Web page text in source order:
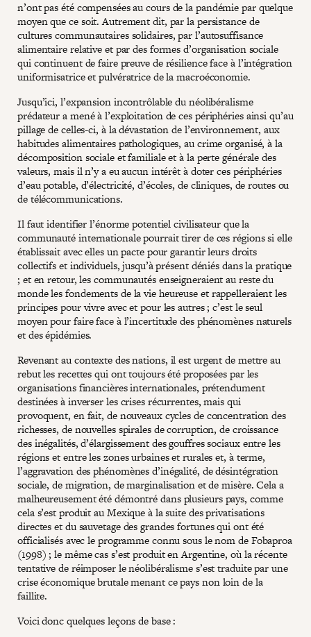
n’ont pas été compensées au cours de la pandémie par quelque
moyen que ce soit. Autrement dit, par la persistance de
cultures communautaires solidaires, par l’autosuffisance
alimentaire relative et par des formes d’organisation sociale
qui continuent de faire preuve de résilience face à l’intégration
uniformisatrice et pulvératrice de la macroéconomie.
Jusqu’ici, l’expansion incontrôlable du néolibéralisme
prédateur a mené à l’exploitation de ces périphéries ainsi qu’au
pillage de celles-ci, à la dévastation de l’environnement, aux
habitudes alimentaires pathologiques, au crime organisé, à la
décomposition sociale et familiale et à la perte générale des
valeurs, mais il n’y a eu aucun intérêt à doter ces périphéries
d’eau potable, d’électricité, d’écoles, de cliniques, de routes ou
de télécommunications.
Il faut identifier l’énorme potentiel civilisateur que la
communauté internationale pourrait tirer de ces régions si elle
établissait avec elles un pacte pour garantir leurs droits
collectifs et individuels, jusqu’à présent déniés dans la pratique
; et en retour, les communautés enseigneraient au reste du
monde les fondements de la vie heureuse et rappelleraient les
principes pour vivre avec et pour les autres ; c’est le seul
moyen pour faire face à l’incertitude des phénomènes naturels
et des épidémies.
Revenant au contexte des nations, il est urgent de mettre au
rebut les recettes qui ont toujours été proposées par les
organisations financières internationales, prétendument
destinées à inverser les crises récurrentes, mais qui
provoquent, en fait, de nouveaux cycles de concentration des
richesses, de nouvelles spirales de corruption, de croissance
des inégalités, d’élargissement des gouffres sociaux entre les
régions et entre les zones urbaines et rurales et, à terme,
l’aggravation des phénomènes d’inégalité, de désintégration
sociale, de migration, de marginalisation et de misère. Cela a
malheureusement été démontré dans plusieurs pays, comme
cela s’est produit au Mexique à la suite des privatisations
directes et du sauvetage des grandes fortunes qui ont été
officialisés avec le programme connu sous le nom de Fobaproa
(1998) ; le même cas s’est produit en Argentine, où la récente
tentative de réimposer le néolibéralisme s’est traduite par une
crise économique brutale menant ce pays non loin de la
faillite.
Voici donc quelques leçons de base :